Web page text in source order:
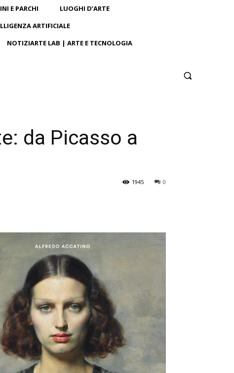
E PARCHI
LUOGHI D’ARTE
ARTIFICIALE
NOTIZIARTE LAB | ARTE E TECNOLOGIA
da Picasso a
0
1945